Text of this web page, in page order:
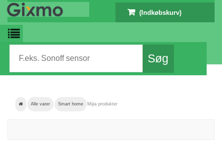
(Indkøbskurv)
Alle varer Smart home Mijia produkter